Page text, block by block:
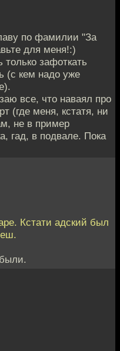
по фамилии "За
для меня!:)
только зафоткать
(с кем надо уже
все, что наваял про
(где меня, кстатя, ни
не в пример
гад, в подвале. Пока
Кстати адский был